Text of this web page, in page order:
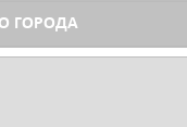
ГОРОДА